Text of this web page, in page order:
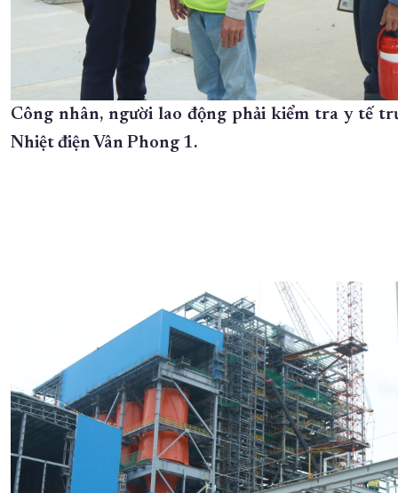
Công nhân, người lao động phải kiểm tra y tế
Nhiệt điện Vân Phong 1.